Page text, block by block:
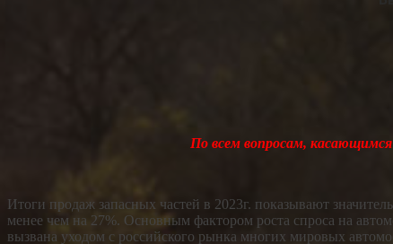
По всем вопросам,
Итоги продаж запасных частей в 2023г. показывают
менее чем на 27%. Основным фактором роста спроса на
вызвана уходом с российского рынка многих мировых